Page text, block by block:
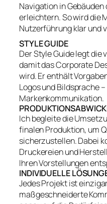
Navigation in
erleichtern. So wird die
Nutzerführung klar und
STYLE GUIDE
Der Style Guide legt die
damit das Corporate
wird. Er enthält
Logos und Bildsprache
Markenkommunikation.
Ich begleite die
finalen Produktion, um
sicherzustellen. Dabei
Druckereien und
Ihren Vorstellungen
INDIVIDUELLE
Jedes Projekt ist
maßgeschneiderte